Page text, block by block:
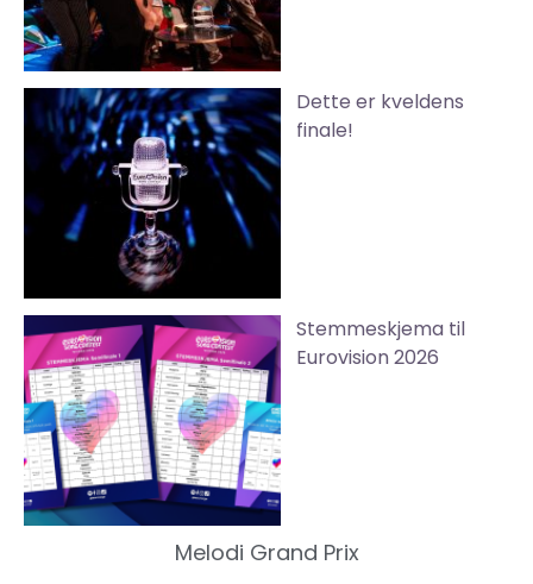
Dette er kveldens
finale!
Stemmeskjema til
Eurovision 2026
Melodi Grand Prix